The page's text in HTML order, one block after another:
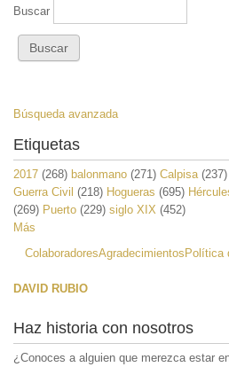
Buscar
Búsqueda avanzada
Etiquetas
2017 (268) balonmano (271) Calpisa(237)
Guerra Civil (218) Hogueras (695)
(269) Puerto (229) siglo XIX (452)
Más
ColaboradoresAgradecimientosPolítica
DAVID RUBIO
Haz historia con nosotros
¿Conoces a alguien que merezca estar